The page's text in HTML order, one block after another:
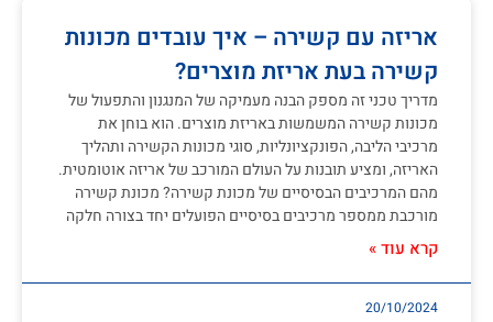
אריזה עם קשירה – איך עובדים מכונות
קשירה בעת אריזת מוצרים?
מדריך טכני זה מספק הבנה מעמיקה של המנגנון והתפעול של
מכונות קשירה המשמשות באריזת מוצרים. הוא בוחן את
מרכיבי הליבה, הפונקציונליות, סוגי מכונות הקשירה ותהליך
האריזה, ומציע תובנות על העולם המורכב של אריזה אוטומטית.
מהם המרכיבים הבסיסיים של מכונת קשירה? מכונת קשירה
מורכבת ממספר מרכיבים בסיסיים הפועלים יחד בצורה חלקה
קרא עוד »
20/10/2024